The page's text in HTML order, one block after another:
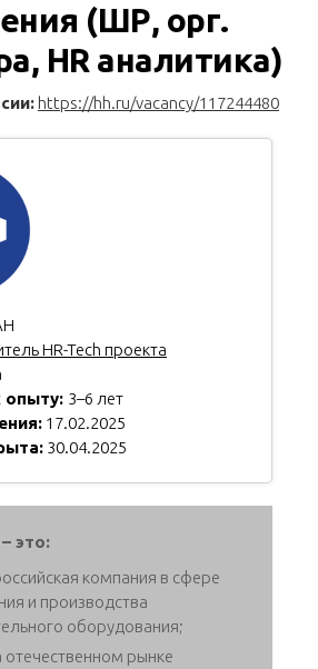
(ШР, орг.
HR аналитика)
https://hh.ru/vacancy/117244480
HR-Tech проекта
опыту: 3–6 лет
17.02.2025
30.04.2025
это:
компания в сфере
и производства
оборудования;
отечественном рынке